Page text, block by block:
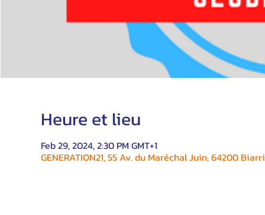
Heure et lieu
Feb 29, 2024, 2:30 PM GMT+1
GENERATION21, 55 Av. du Maréchal Juin, 64200